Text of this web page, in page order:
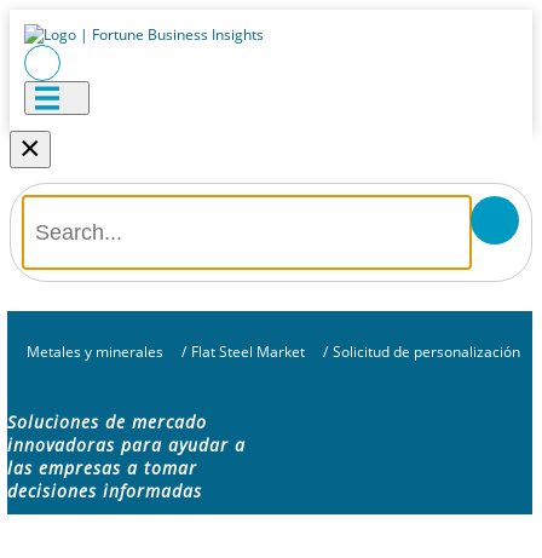
×
Metales y minerales / Flat Steel Market / Solicitud de personalización
Soluciones de mercado
innovadoras para ayudar a
las empresas a tomar
decisiones informadas